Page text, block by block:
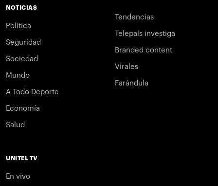
NOTICIAS
Política
Seguridad
Sociedad
Mundo
A Todo Deporte
Economía
Salud
Tendencias
Telepaís investiga
Branded content
Virales
Farándula
UNITEL TV
En vivo